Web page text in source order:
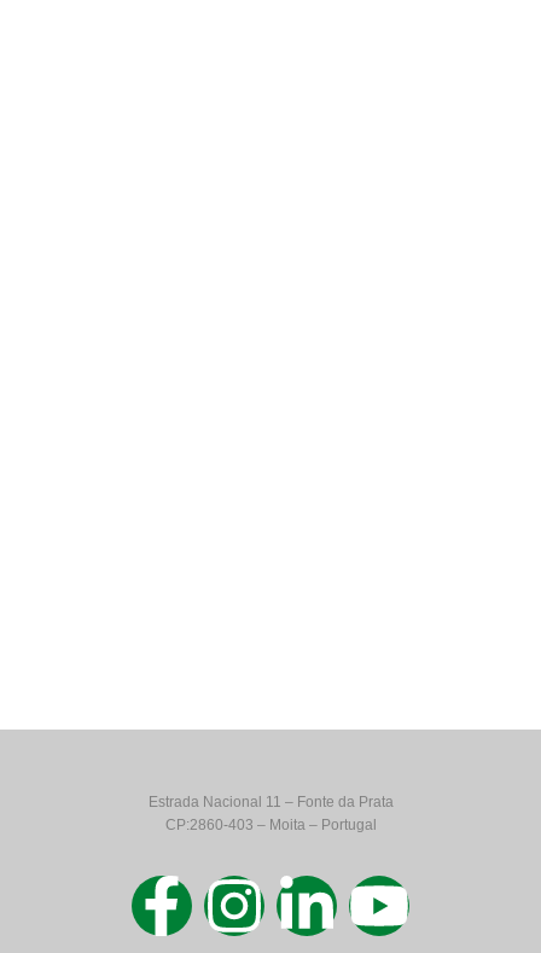
Estrada Nacional 11 – Fonte da Prata
CP:2860-403 – Moita – Portugal